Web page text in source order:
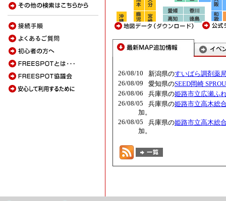
26/08/10 新潟県のすいばら調剤薬
26/08/09
愛知県のSEED岡崎
26/08/06
兵庫県の姫路市立広瀬ふ
26/08/05
兵庫県の姫路市立高木総
加。
26/08/05
兵庫県の姫路市立高木総
加。